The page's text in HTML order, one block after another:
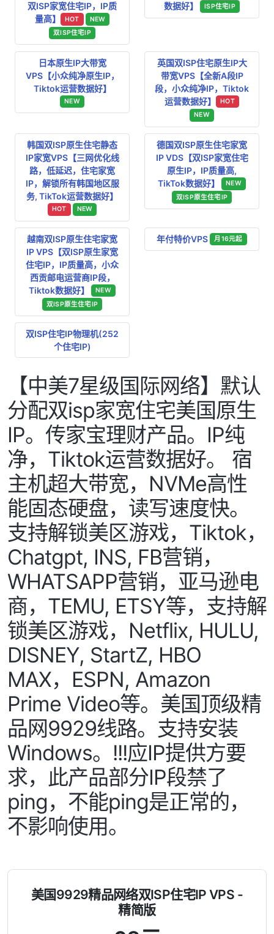
双ISP家宽住宅IP，IP质
量高】
HOT
NEW
双ISP住宅IP
数据好】
ISP住宅IP
日本原生IP大带宽
VPS【小众纯净原生IP，
Tiktok运营数据好】
NEW
英国双ISP住宅原生IP大
带宽VPS【全新A段IP
段，小众纯净IP，Tiktok
运营数据好】 HOT
NEW
韩国双ISP原生住宅静态
IP家宽VPS【三网优化线
路，低延迟，住宅家宽
IP，解锁所有韩国地区服
务, TikTok运营数据好】
HOT NEW
德国双ISP原生住宅家宽
IP VDS【双ISP家宽住宅
原生IP，IP质量高,
TikTok数据好】
NEW
双ISP原生住宅IP
越南双ISP原生住宅家宽
IP VPS【双ISP原生家宽
住宅IP，IP质量高，小众
西贡邮电运营商IP段，
Tiktok数据好】
NEW
双ISP原生住宅IP
年付特价VPS 月16元起
双ISP住宅IP物理机(252
个住宅IP)
【中美7星级国际网络】默认
分配双isp家宽住宅美国原生
IP。传家宝理财产品。IP纯
净，Tiktok运营数据好。 宿
主机超大带宽，NVMe高性
能固态硬盘，读写速度快。
支持解锁美区游戏，Tiktok，
Chatgpt, INS, FB营销，
WHATSAPP营销，亚马逊电
商，TEMU, ETSY等，支持解
锁美区游戏，Netflix, HULU,
DISNEY, StartZ, HBO
MAX，ESPN, Amazon
Prime Video等。美国顶级精
品网9929线路。支持安装
Windows。!!!应IP提供方要
求，此产品部分IP段禁了
ping，不能ping是正常的，
不影响使用。
美国9929精品网络双ISP住宅IP VPS -
精简版